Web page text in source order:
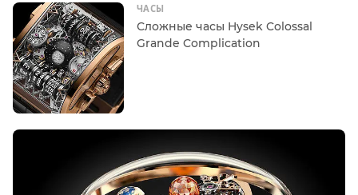
ЧАСЫ
Сложные часы Hysek Colossal
Grande Complication